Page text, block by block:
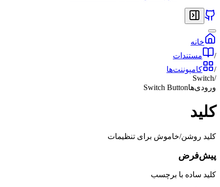
خانه
/
مستندات
/
کامپوننت‌ها
/
Switch
ورودی‌هاSwitch Button
کلید
کلید روشن/خاموش برای تنظیمات
پیش‌فرض
کلید ساده با برچسب